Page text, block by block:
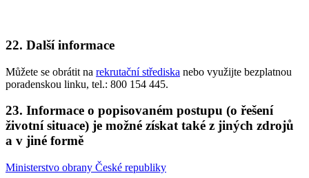
22. Další informace
Můžete se obrátit na rekrutační střediska nebo využijte bezplatnou
poradenskou linku, tel.: 800 154 445.
23. Informace o popisovaném postupu (o řešení
životní situace) je možné získat také z jiných zdrojů
a v jiné formě
Ministerstvo obrany České republiky